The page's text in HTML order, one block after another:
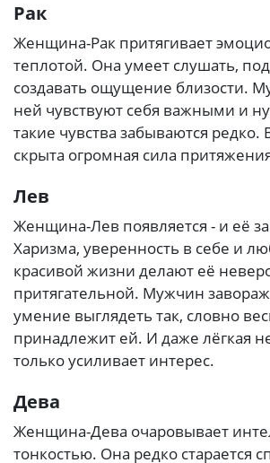
Рак
Женщина-Рак притягивает
теплотой. Она умеет слушать,
создавать ощущение близости.
ней чувствуют себя важными и
такие чувства забываются редко.
скрыта огромная сила
Лев
Женщина-Лев появляется - и её
Харизма, уверенность в себе и
красивой жизни делают её
притягательной. Мужчин
умение выглядеть так, словно
принадлежит ей. И даже лёгкая
только усиливает интерес.
Дева
Женщина-Дева очаровывает
тонкостью. Она редко старается